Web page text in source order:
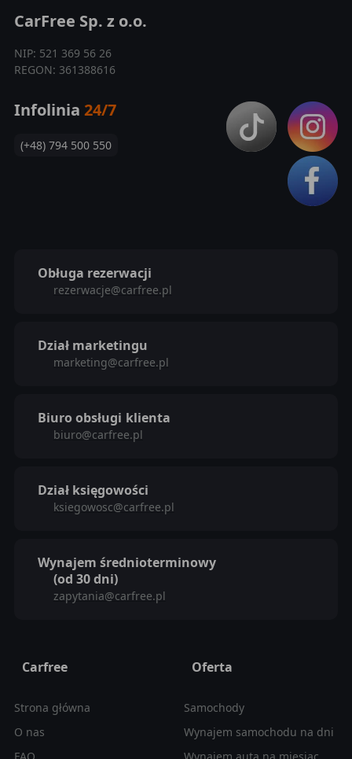
CarFree Sp. z o.o.
NIP: 521 369 56 26
REGON: 361388616
Infolinia 24/7
(+48) 794 500 550
Obługa rezerwacji
rezerwacje@carfree.pl
Dział marketingu
marketing@carfree.pl
Biuro obsługi klienta
biuro@carfree.pl
Dział księgowości
ksiegowosc@carfree.pl
Wynajem średnioterminowy
(od 30 dni)
zapytania@carfree.pl
Carfree
Strona główna
O nas
Oferta
Samochody
Wynajem samochodu na dni